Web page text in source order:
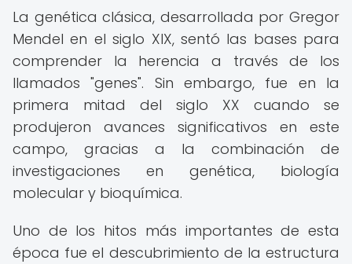
La genética clásica, desarrollada por Gregor
Mendel en el siglo XIX, sentó las bases para
comprender la herencia a través de los
llamados "genes". Sin embargo, fue en la
primera mitad del siglo XX cuando se
produjeron avances significativos en este
campo, gracias a la combinación de
investigaciones en genética, biología
molecular y bioquímica.
Uno de los hitos más importantes de esta
época fue el descubrimiento de la estructura